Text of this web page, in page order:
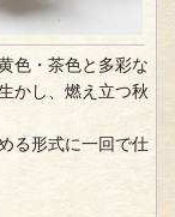
色・茶色と多彩な
かし、燃え立つ秋
る形式に一回で仕